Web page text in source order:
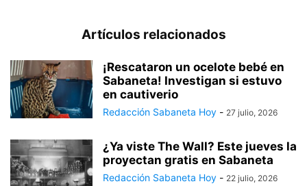
Artículos relacionados
¡Rescataron un ocelote bebé en
Sabaneta! Investigan si estuvo
en cautiverio
Redacción Sabaneta Hoy - 27 julio, 2026
¿Ya viste The Wall? Este jueves la
proyectan gratis en Sabaneta
Redacción Sabaneta Hoy - 22 julio, 2026